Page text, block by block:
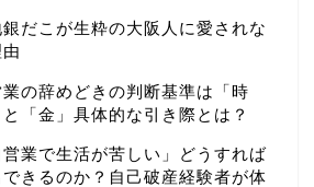
だこが生粋の大阪人に愛されな
業の辞めどきの判断基準は「時
「金」具体的な引き際とは？
営業で生活が苦しい」どうすれば
できるのか？自己破産経験者が体